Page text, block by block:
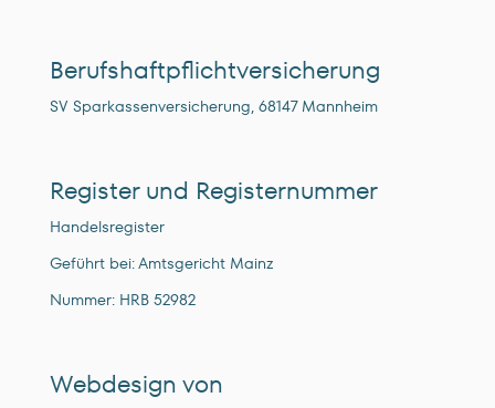
Berufshaftpflichtversicherung
SV Sparkassenversicherung, 68147 Mannheim
Register und Registernummer
Handelsregister
Geführt bei: Amtsgericht Mainz
Nummer: HRB 52982
Webdesign von